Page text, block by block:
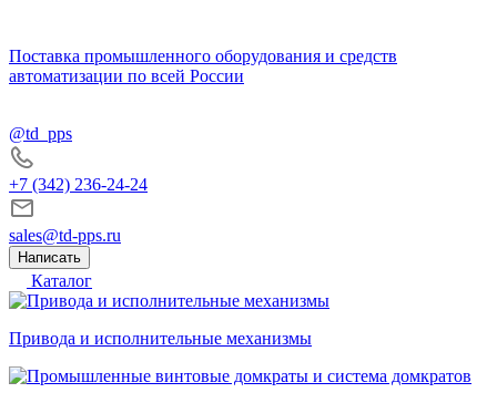
Поставка промышленного оборудования и средств
автоматизации по всей России
@td_pps
+7 (342) 236-24-24
sales@td-pps.ru
Написать
Каталог
Привода и исполнительные механизмы